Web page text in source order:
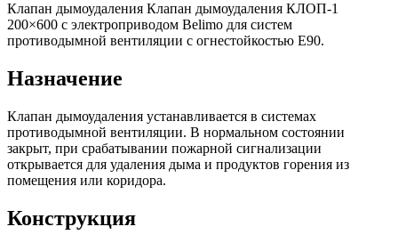
Клапан дымоудаления Клапан дымоудаления КЛОП-1
200×600 с электроприводом Belimo для систем
противодымной вентиляции с огнестойкостью E90.
Назначение
Клапан дымоудаления устанавливается в системах
противодымной вентиляции. В нормальном состоянии
закрыт, при срабатывании пожарной сигнализации
открывается для удаления дыма и продуктов горения из
помещения или коридора.
Конструкция